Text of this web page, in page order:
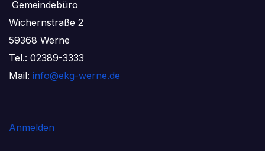
Gemeindebüro
Wichernstraße 2
59368 Werne
Tel.: 02389-3333
Mail: info@ekg-werne.de
Anmelden